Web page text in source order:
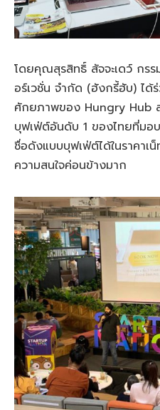
โดยคุณสุรสิทธิ์ สัจจะเดว์ กร
อร์เวชั่น จำกัด (ฮังกรี้ฮับ) ได้
ศักยภาพของ Hungry Hub
บุฟเฟ่ต์อันดับ 1 ของไทยที่มอ
ชื่อดังแบบบุฟเฟ่ต์ได้ในราคาเน็
ความสนใจค่อนข้างมาก